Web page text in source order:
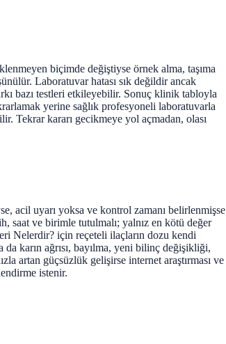
biçimde değiştiyse örnek alma, taşıma
Laboratuvar hatası sık değildir ancak
bazı testleri etkileyebilir. Sonuç klinik tabloyla
yerine sağlık profesyoneli laboratuvarla
Tekrar kararı gecikmeye yol açmadan, olası
acil uyarı yoksa ve kontrol zamanı belirlenmişse
saat ve birimle tutulmalı; yalnız en kötü değer
Nelerdir? için reçeteli ilaçların dozu kendi
karın ağrısı, bayılma, yeni bilinç değişikliği,
artan güçsüzlük gelişirse internet araştırması ve
istenir.